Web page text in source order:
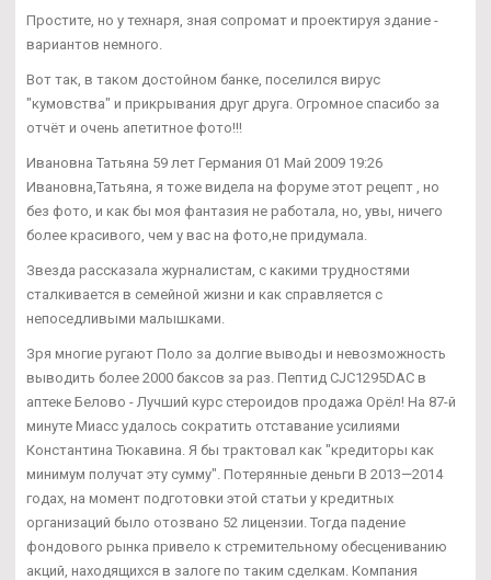
Простите, но у технаря, зная сопромат и проектируя здание -
вариантов немного.
Вот так, в таком достойном банке, поселился вирус
"кумовства" и прикрывания друг друга. Огромное спасибо за
отчёт и очень апетитное фото!!!
Ивановна Татьяна 59 лет Германия 01 Май 2009 19:26
Ивановна,Татьяна, я тоже видела на форуме этот рецепт , но
без фото, и как бы моя фантазия не работала, но, увы, ничего
более красивого, чем у вас на фото,не придумала.
Звезда рассказала журналистам, с какими трудностями
сталкивается в семейной жизни и как справляется с
непоседливыми малышками.
Зря многие ругают Поло за долгие выводы и невозможность
выводить более 2000 баксов за раз. Пептид CJC1295DAC в
аптеке Белово - Лучший курс стероидов продажа Орёл! На 87-й
минуте Миасс удалось сократить отставание усилиями
Константина Тюкавина. Я бы трактовал как "кредиторы как
минимум получат эту сумму". Потерянные деньги В 2013—2014
годах, на момент подготовки этой статьи у кредитных
организаций было отозвано 52 лицензии. Тогда падение
фондового рынка привело к стремительному обесцениванию
акций, находящихся в залоге по таким сделкам. Компания